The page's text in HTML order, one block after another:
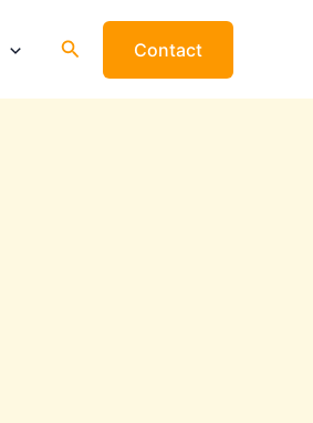
RechercherContact